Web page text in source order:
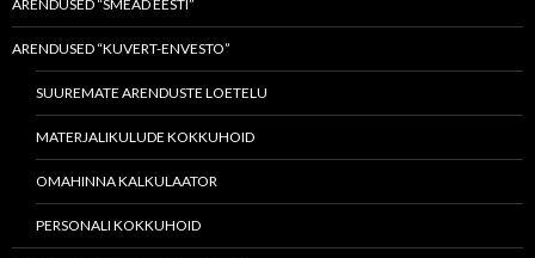
ARENDUSED “SMEAD EESTI”
ARENDUSED “KUVERT-ENVESTO”
SUUREMATE ARENDUSTE LOETELU
MATERJALIKULUDE KOKKUHOID
OMAHINNA KALKULAATOR
PERSONALI KOKKUHOID